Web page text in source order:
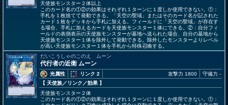
天使族モンスター２体以上
このカード名の①②の効果はそれぞれ１ターンに１度しか使用できない。①：
手札を１枚捨てて発動できる。「天空の聖域」またはそのカード名が記された
カード１枚をデッキから手札に加える。フィールドに「天空の聖域」が存在す
る場合、手札に加えるカードを天使族モンスター１体にできる。②：自分フィ
ールドの表側表示の天使族モンスターが墓地へ送られた場合、自分の墓地から
天使族モンスター１体を除外して発動できる。除外したモンスターよりレベル
が高い天使族モンスター１体を手札から特殊召喚する。
だいこうしゃのこのえ ムーン
代行者の近衛 ムーン
光属性
リンク 2
【 天使族／リンク／効果 】
攻撃力 1800 守備力 -
天使族モンスター２体
このカード名の①②の効果はそれぞれ１ターンに１度しか使用できない。①：